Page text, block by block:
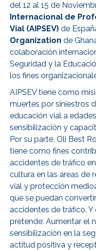
del 12 al 15 de
Internacional de
Vial (AIPSEV) de
Organization de
colaboración
Seguridad y la
los fines
AIPSEV tiene como
muertes por siniestros
educación vial a
sensibilización y
Por su parte, Oli Best
tiene como fines
accidentes de tráfico
cultura en las áreas de
vial y protección
que se puedan
accidentes de tráfico.
pretende: Aumentar el
sensibilización en la
actitud positiva y